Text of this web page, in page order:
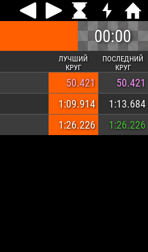
00:00
ЛУЧШИЙ
КРУГ
ПОСЛЕДНИЙ
КРУГ
50.421
50.421
1:09.914
1:13.684
1:26.226 1:26.226